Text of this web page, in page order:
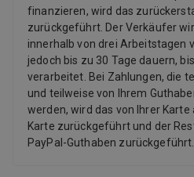
finanzieren, wird das
zurückgeführt. Der Verkäufer
innerhalb von drei Arbeitstagen
jedoch bis zu 30 Tage dauern,
verarbeitet. Bei Zahlungen, die
und teilweise von Ihrem
werden, wird das von Ihrer
Karte zurückgeführt und der
PayPal-Guthaben zurückgeführt.